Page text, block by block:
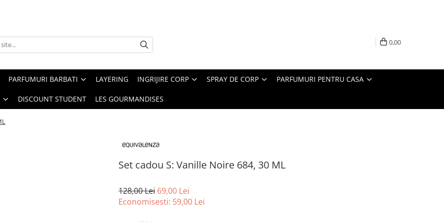
0,00
PARFUMURI BARBATI LAYERING INGRIJIRE CORP SPRAY DE CORP PARFUMURI PENTRU CASA
DISCOUNT STUDENT LES GOURMANDISES
Set cadou S: Vanille Noire 684, 30 ML
128,00 Lei 69,00 Lei
Economisesti: 59,00 Lei